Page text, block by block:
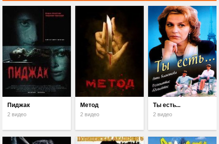
Пиджак
2 видео
Метод
2 видео
Ты есть...
2 видео